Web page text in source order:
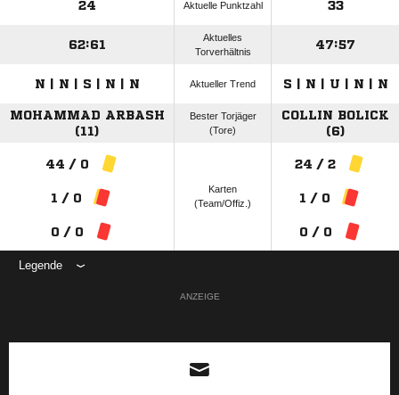
24 Aktuelle Punktzahl 33
62:61
Aktuelles
Torverhältnis
47:57
N | N | S | N | N Aktueller Trend S | N | U | N | N
MOHAMMAD ARBASH
(11)
Bester Torjäger
(Tore)
COLLIN BOLICK
(6)
44 / 0
1 / 0
0 / 0
Karten
(Team/Offiz.)
24 / 2
1 / 0
0 / 0
Legende
ANZEIGE